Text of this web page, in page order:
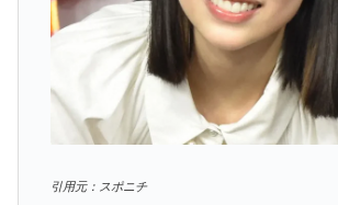
引用元：スポニチ